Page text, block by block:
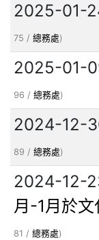
2025-01-
75 / 總務處)
2025-01-
96 / 總務處)
2024-12-
89 / 總務處)
2024-12-
月-1月於
81 / 總務處)